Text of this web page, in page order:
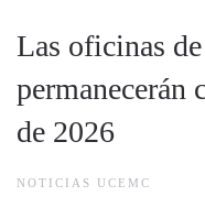
Las oficinas
permanecerán
de 2026
NOTICIAS UCEMC